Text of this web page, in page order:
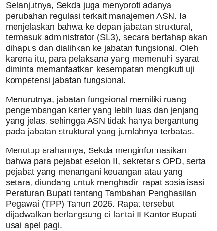
Selanjutnya, Sekda juga menyoroti adanya
perubahan regulasi terkait manajemen ASN. Ia
menjelaskan bahwa ke depan jabatan struktural,
termasuk administrator (SL3), secara bertahap akan
dihapus dan dialihkan ke jabatan fungsional. Oleh
karena itu, para pelaksana yang memenuhi syarat
diminta memanfaatkan kesempatan mengikuti uji
kompetensi jabatan fungsional.
Menurutnya, jabatan fungsional memiliki ruang
pengembangan karier yang lebih luas dan jenjang
yang jelas, sehingga ASN tidak hanya bergantung
pada jabatan struktural yang jumlahnya terbatas.
Menutup arahannya, Sekda menginformasikan
bahwa para pejabat eselon II, sekretaris OPD, serta
pejabat yang menangani keuangan atau yang
setara, diundang untuk menghadiri rapat sosialisasi
Peraturan Bupati tentang Tambahan Penghasilan
Pegawai (TPP) Tahun 2026. Rapat tersebut
dijadwalkan berlangsung di lantai II Kantor Bupati
usai apel pagi.